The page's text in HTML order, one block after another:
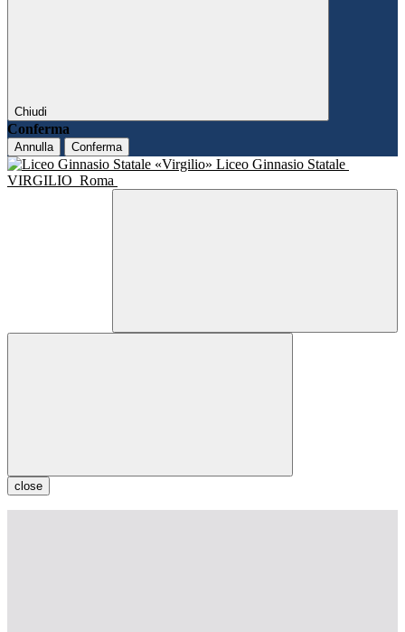
Chiudi
Conferma
Annulla Conferma
Liceo Ginnasio Statale
VIRGILIO Roma
close